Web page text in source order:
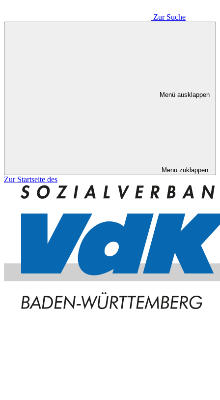
Zur Suche
Menü ausklappen
Menü zuklappen
Zur Startseite des